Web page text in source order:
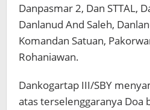
Danpasmar 2, Dan STTAL,
Danlanud And Saleh,
Komandan Satuan,
Rohaniawan.
Dankogartap III/SBY
atas terselenggaranya Doa